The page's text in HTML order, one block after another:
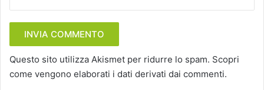
Questo sito utilizza Akismet per ridurre lo spam. Scopri
come vengono elaborati i dati derivati dai commenti.